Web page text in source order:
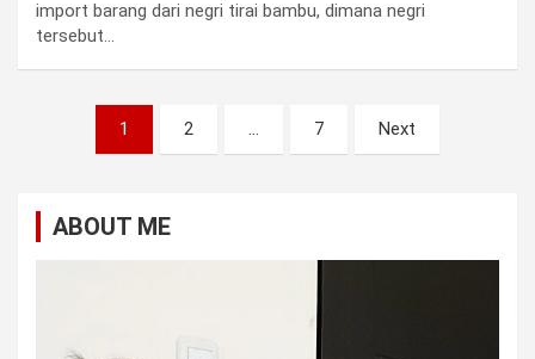
import barang dari negri tirai bambu, dimana negri
tersebut…
pagination
1 2 … 7 Next
ABOUT ME